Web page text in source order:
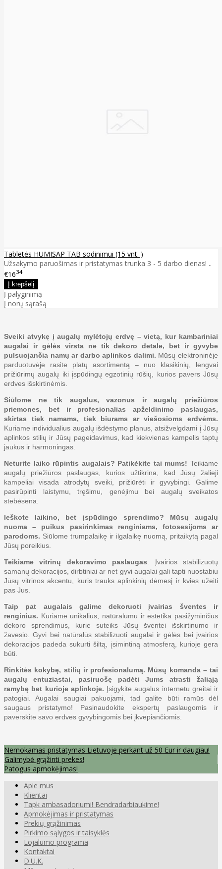
Tabletės HUMISAP TAB sodinimui (15 vnt. )
Užsakymo paruošimas ir pristatymas trunka 3 - 5 darbo dienas! ..
€1634
Į palyginimą
Į norų sąrašą
Sveiki atvykę į augalų mylėtojų erdvę – vietą, kur kambariniai
augalai ir gėlės virsta ne tik dekoro detale, bet ir gyvybe
pulsuojančia namų ar darbo aplinkos dalimi. Mūsų elektroninėje
parduotuvėje rasite platų asortimentą – nuo klasikinių, lengvai
prižiūrimų augalų iki įspūdingų egzotinių rūšių, kurios pavers Jūsų
erdves išskirtinėmis.
Siūlome ne tik augalus, vazonus ir augalų priežiūros
priemones, bet ir profesionalias apželdinimo paslaugas,
skirtas tiek namams, tiek biurams ar viešosioms erdvėms.
Kuriame individualius augalų išdėstymo planus, atsižvelgdami į Jūsų
aplinkos stilių ir Jūsų pageidavimus, kad kiekvienas kampelis taptų
jaukus ir harmoningas.
Neturite laiko rūpintis augalais? Patikėkite tai mums! Teikiame
augalų priežiūros paslaugas, kurios užtikrina, kad Jūsų žalieji
kampeliai visada atrodytų sveiki, prižiūrėti ir gyvybingi. Galime
pasirūpinti laistymu, tręšimu, genėjimu bei augalų sveikatos
stebėsena.
Ieškote laikino, bet įspūdingo sprendimo? Mūsų augalų
nuoma – puikus pasirinkimas renginiams, fotosesijoms ar
parodoms. Siūlome trumpalaikę ir ilgalaikę nuomą, pritaikytą pagal
Jūsų poreikius.
Teikiame vitrinų dekoravimo paslaugas . Įvairios stabilizuotų
samanų dekoracijos, dirbtiniai ar net gyvi augalai gali tapti nuostabiu
Jūsų vitrinos akcentu, kuris trauks aplinkinių dėmesį ir kvies užeiti
pas Jus.
Taip pat augalais galime dekoruoti įvairias šventes ir
renginius. Kuriame unikalius, natūralumu ir estetika pasižyminčius
dekoro sprendimus, kurie suteiks Jūsų šventei išskirtinumo ir
žavesio. Gyvi bei natūralūs stabilizuoti augalai ir gėlės bei įvairios
dekoracijos padeda sukurti šiltą, įsimintiną atmosferą, kurioje gera
būti.
Rinkitės kokybę, stilių ir profesionalumą. Mūsų komanda – tai
augalų entuziastai, pasiruošę padėti Jums atrasti žaliąją
ramybę bet kurioje aplinkoje. Įsigykite augalus internetu greitai ir
patogiai. Augalai saugiai pakuojami, tad galite būti ramūs dėl
saugaus pristatymo! Pasinaudokite ekspertų paslaugomis ir
paverskite savo erdves gyvybingomis bei įkvepiančiomis.
Nemokamas pristatymas Lietuvoje perkant už 50 Eur ir daugiau!
Galimybė grąžinti prekes!
Patogus apmokėjimas!
Apie mus
Klientai
Tapk ambasadoriumi! Bendradarbiaukime!
Apmokėjimas ir pristatymas
Prekių grąžinimas
Pirkimo sąlygos ir taisyklės
Lojalumo programa
Kontaktai
D.U.K.